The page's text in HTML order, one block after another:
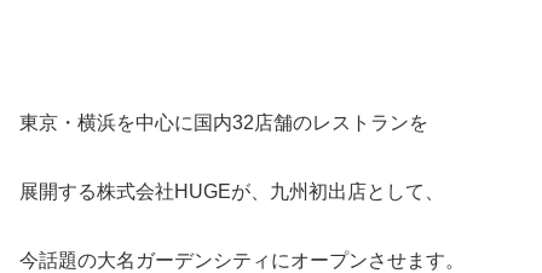
東京・横浜を中心に国内32店舗のレストランを
展開する株式会社HUGEが、九州初出店として、
今話題の大名ガーデンシティにオープンさせます。